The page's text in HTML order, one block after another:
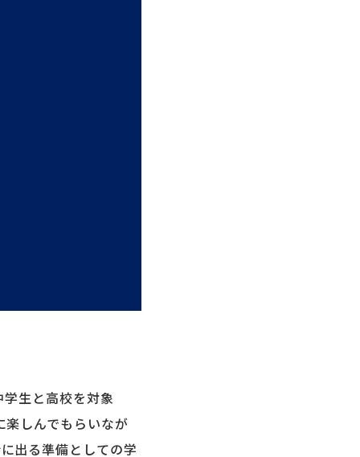
生と高校を対象
しんでもらいなが
出る準備としての学